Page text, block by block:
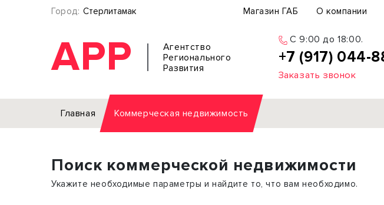
Город: Стерлитамак Магазин ГАБ О компании
АРР
Агентство
Регионального
Развития
C 9:00 до 18:00.
+7 (917) 044-
Заказать звонок
Главная Коммерческая недвижимость
Офис
Торговое помещение
Земельный участок
Отдельное здание
Поиск коммерческой недвижимости
Укажите необходимые параметры и найдите то, что вам необходимо.